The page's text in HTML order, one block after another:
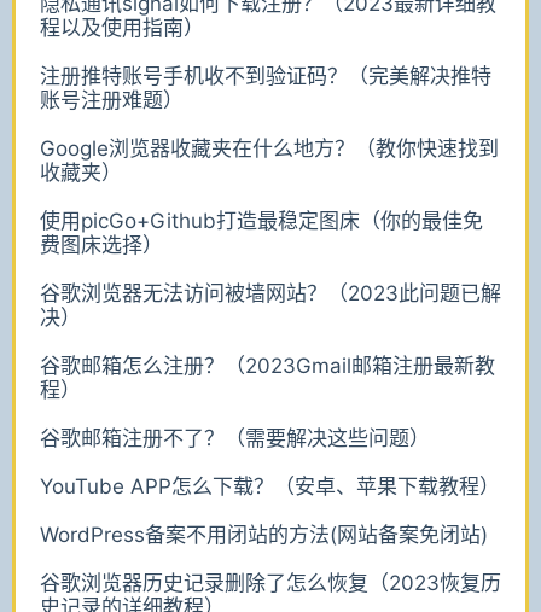
程以及使用指南）
注册推特账号手机收不到验证码？（完美解决推特
账号注册难题）
Google浏览器收藏夹在什么地方？（教你快速找到
收藏夹）
使用picGo+Github打造最稳定图床（你的最佳免
费图床选择）
谷歌浏览器无法访问被墙网站？（2023此问题已解
决）
谷歌邮箱怎么注册？（2023Gmail邮箱注册最新教
程）
谷歌邮箱注册不了？（需要解决这些问题）
YouTube APP怎么下载？（安卓、苹果下载教程）
WordPress备案不用闭站的方法(网站备案免闭站)
谷歌浏览器历史记录删除了怎么恢复（2023恢复历
史记录的详细教程）